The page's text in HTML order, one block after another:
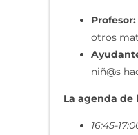
Profesor:
otros
niñ@s
La agenda de
16:45-